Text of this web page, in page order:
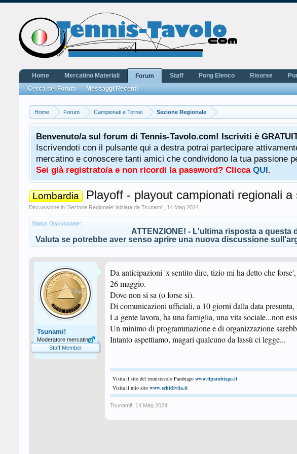
Home Forum Campionati e Tornei Sezione Regionale
Benvenuto/a sul forum di Tennis-Tavolo.com! Iscriviti è
Iscrivendoti con il pulsante qui a destra potrai partecipare
mercatino e conoscere tanti amici che condividono la tua passione
Sei già registrato/a e non ricordi la password? Clicca QUI.
Lombardia Playoff - playout campionati regionali a
Discussione in 'Sezione Regionale' iniziata da Tsunami! 14 Mag 2024
Status Discussione:
ATTENZIONE! - L'ultima risposta a
Valuta se potrebbe aver senso aprire una nuova discussione
Tsunami!
Moderatore mercatino
Staff Member
Da anticipazioni 'x sentito dire, tizio mi ha detto che
26 maggio.
Dove non si sa (o forse si).
Di comunicazioni ufficiali, a 10 giorni dalla data presunta,
La gente lavora, ha una famiglia, una vita sociale...non
Un minimo di programmazione e di organizzazione
Intanto aspettiamo, magari qualcuno da lassù ci legge...
Visita il sito del tennistavolo Parabiago www.ttparabiago.it
Visita il mio sito www.echidivita.it
Tsunami! 14 Mag 2024
Home Mercatino Materiali
Forum
Cerca nei Forum
Messaggi Recenti
Staff Pong Elenco Risorse